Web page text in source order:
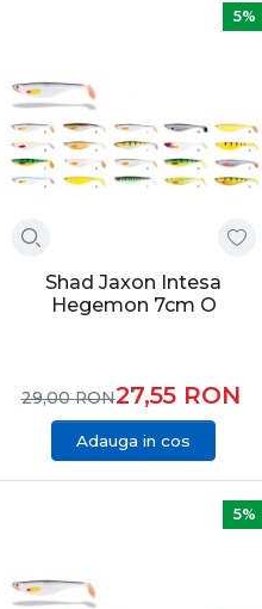
5%
Shad Jaxon Intesa
Hegemon 7cm O
27,55 RON
29,00RON
Adauga in cos
5%